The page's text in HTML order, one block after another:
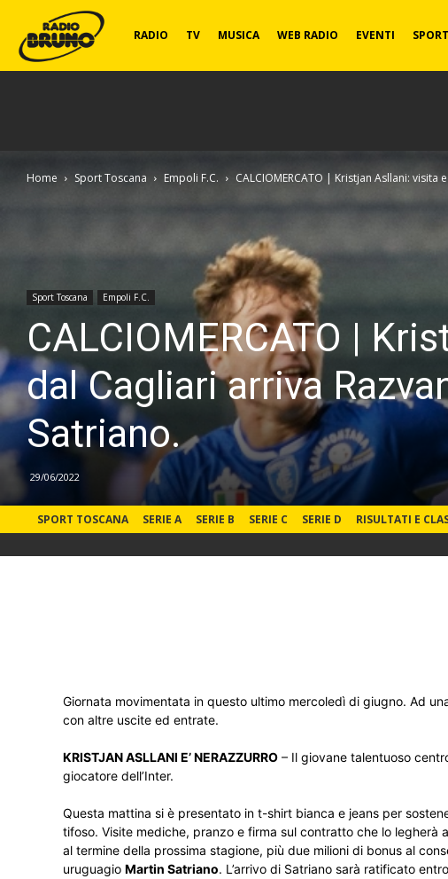
Radio
RADIO TV MUSICA WEB RADIO EVENTI SPORT
Home Sport Toscana Empoli F.C. CALCIOMERCATO | Kristjan Asllani: visita
Sport Toscana Empoli F.C.
CALCIOMERCATO |
dal Cagliari arriva
Satriano.
29/06/2022
SPORT TOSCANA SERIE A SERIE B SERIE C SERIE D RISULTATI E
Giornata movimentata in questo ultimo mercoledì di giugno. Ad
con altre uscite ed entrate.
KRISTJAN ASLLANI E’ NERAZZURRO – Il giovane talentuoso
giocatore dell’Inter.
Questa mattina si è presentato in t-shirt bianca e jeans per
tifoso. Visite mediche, pranzo e firma sul contratto che lo legherà
al termine della prossima stagione, più due milioni di bonus al
uruguagio Martin Satriano. L’arrivo di Satriano sarà ratificato